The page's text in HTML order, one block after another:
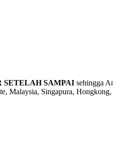
SETELAH SAMPAI sehingga
Malaysia, Singapura,